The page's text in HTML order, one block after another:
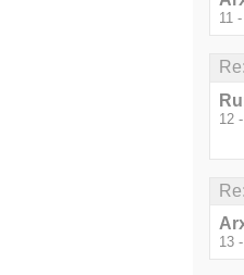
11
12
13